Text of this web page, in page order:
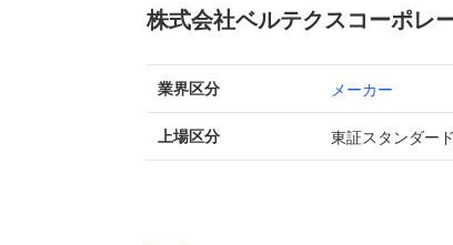
株式会社ベルテクスコーポレ
業界区分 メーカー
上場区分 東証スタンダード